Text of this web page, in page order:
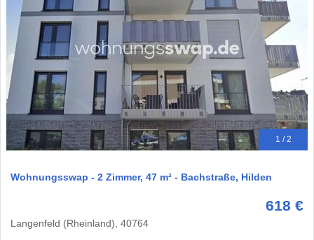
1 / 2
Wohnungsswap - 2 Zimmer, 47 m² - Bachstraße, Hilden
618 €
Langenfeld (Rheinland), 40764